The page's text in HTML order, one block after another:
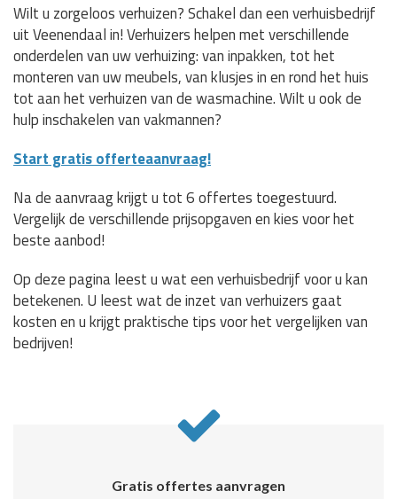
Wilt u zorgeloos verhuizen? Schakel dan een verhuisbedrijf
uit Veenendaal in! Verhuizers helpen met verschillende
onderdelen van uw verhuizing: van inpakken, tot het
monteren van uw meubels, van klusjes in en rond het huis
tot aan het verhuizen van de wasmachine. Wilt u ook de
hulp inschakelen van vakmannen?
Start gratis offerteaanvraag!
Na de aanvraag krijgt u tot 6 offertes toegestuurd.
Vergelijk de verschillende prijsopgaven en kies voor het
beste aanbod!
Op deze pagina leest u wat een verhuisbedrijf voor u kan
betekenen. U leest wat de inzet van verhuizers gaat
kosten en u krijgt praktische tips voor het vergelijken van
bedrijven!
Gratis offertes aanvragen